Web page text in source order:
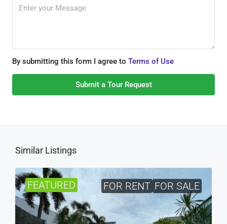
By submitting this form I agree to Terms of Use
Submit a Tour Request
Similar Listings
FEATURED FOR RENT FOR SALE